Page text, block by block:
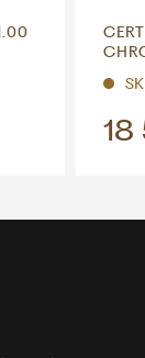
18